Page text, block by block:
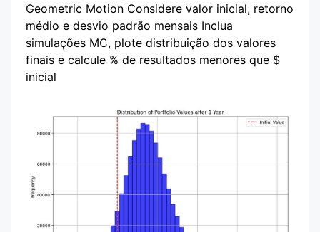
Geometric Motion Considere valor inicial, retorno
médio e desvio padrão mensais Inclua
simulações MC, plote distribuição dos valores
finais e calcule % de resultados menores que $
inicial